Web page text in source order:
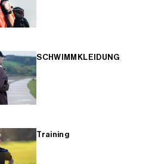
SCHWIMMKLEIDUNG
Training